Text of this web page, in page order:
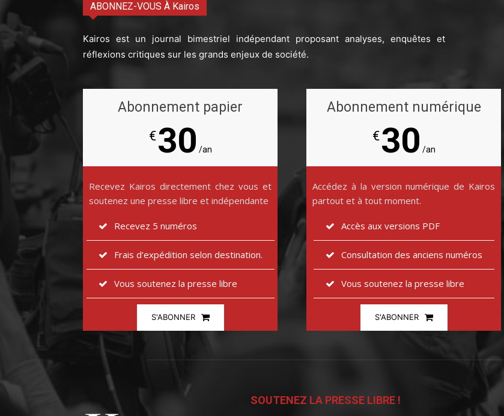
ABONNEZ-VOUS À Kairos
Kairos est un journal bimestriel indépendant proposant analyses, enquêtes et
réflexions critiques sur les grands enjeux de société.
Abonnement papier
€30 /an
Recevez Kairos directement chez vous et
soutenez une presse libre et indépendante
Recevez 5 numéros
Frais d’expédition selon destination.
Vous soutenez la presse libre
S'ABONNER
Abonnement numérique
€30 /an
Accédez à la version numérique de Kairos
partout et à tout moment.
Accès aux versions PDF
Consultation des anciens numéros
Vous soutenez la presse libre
S'ABONNER
SOUTENEZ LA PRESSE LIBRE !